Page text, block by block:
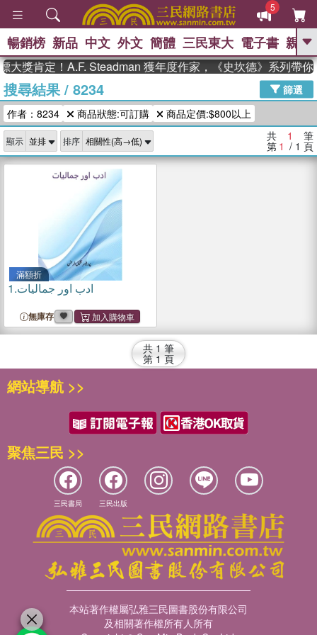
5
GO
The Odyssey 、
父親節 、 如果歷史是一群喵 、 暑期
推薦 、 國際布克獎 臺灣漫遊錄
念華 、 台灣的李登輝時代 、 數學女
孩：黎曼猜想
偉大的迷走神經
暢銷榜 新品 中文 外文 簡體 三民東大 電子書 親子
大獎肯定！A.F. Steadman 獲年度作家，《史坎德》系列帶你
搜尋結果/ 8234
篩選
作者：8234
商品狀態:可訂購 商品定價:$800以上
顯示 排序 共 1 筆
第 1 / 1 頁
滿額折
1.ادب اور جمالیات
無庫存
共 1 筆
第 1 頁
網站導航 >>
聚焦三民 >>
三民書局 三民出版
本站著作權屬弘雅三民圖書股份有限公司
及相關著作權所有人所有